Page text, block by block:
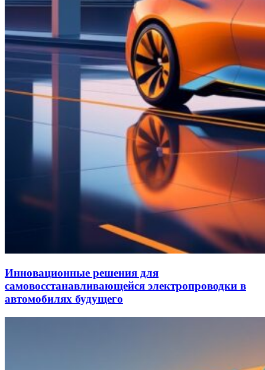
Инновационные решения для
самовосстанавливающейся электропроводки в
автомобилях будущего